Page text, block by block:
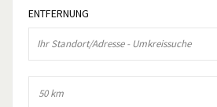
ENTFERNUNG